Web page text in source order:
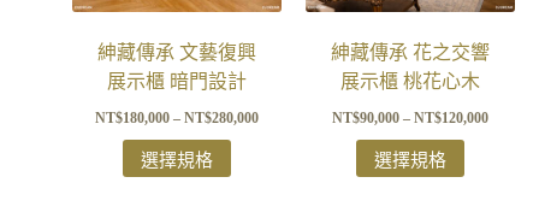
紳藏傳承 文藝復興
展示櫃 暗門設計
NT$180,000 – NT$280,000
選擇規格
紳藏傳承 花之交響
展示櫃 桃花心木
NT$90,000 – NT$120,000
選擇規格